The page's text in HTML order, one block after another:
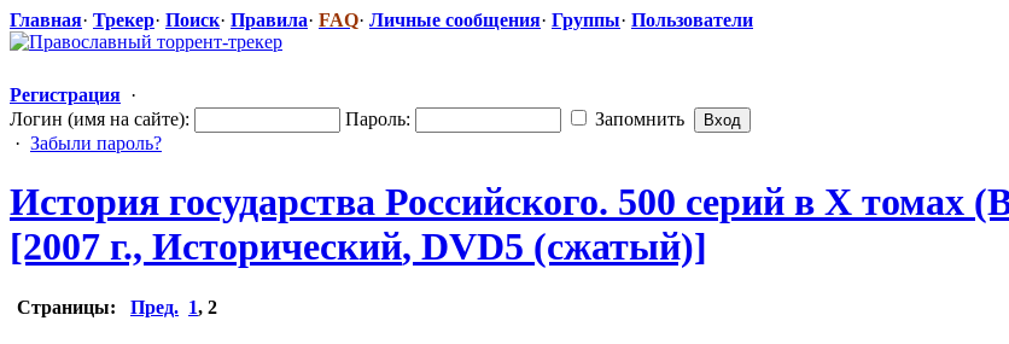
Главная· Трекер· Поиск· Правила· FAQ· Личные сообщения· Группы· Пользователи
Регистрация ·
Логин (имя на сайте):
Пароль:
Запомнить
· Забыли пароль?
История государства Российского. 500 серий в Х
[2007 г., Исторический​, DVD5 (сжатый)]
Страницы: Пред. 1, 2